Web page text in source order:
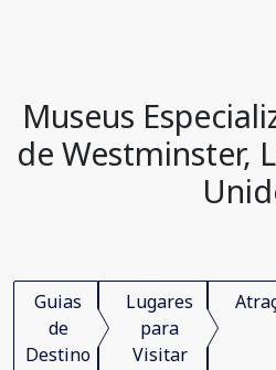
Museus
de Westminster,
Guias
de
Destino
Lugares
para
Visitar